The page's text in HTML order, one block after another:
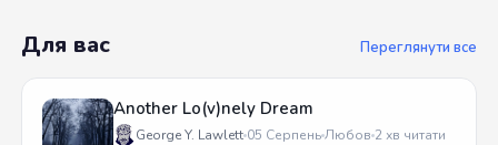
Для вас Переглянути все
Another Lo(v)nely Dream
George Y. Lawlett 05 СерпеньЛюбов 2 хв читати